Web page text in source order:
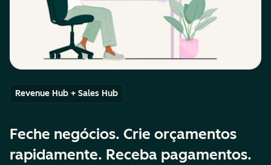
Revenue Hub + Sales Hub
Feche negócios. Crie orçamentos
rapidamente. Receba pagamentos.